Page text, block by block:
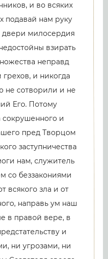
и во всяких
подавай нам руку
милосердия
взирать
неправд
и никогда
не сотворили и не
Его. Потому
и
пред Творцом
заступничества
нам, служитель
со беззакониями
всякого зла и от
направь ум наш
в правой вере, в
и
ни угрозами, ни